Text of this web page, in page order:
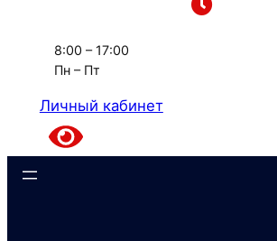
8:00 – 17:00
Пн – Пт
Личный кабинет